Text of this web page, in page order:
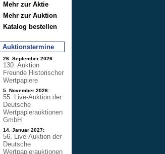
Mehr zur Aktie
Mehr zur Auktion
Katalog bestellen
Auktionstermine
26. September 2026:
130. Auktion
Freunde Historischer
Wertpapiere
5. November 2026:
55. Live-Auktion der
Deutsche
Wertpapierauktionen
GmbH
14. Januar 2027:
56. Live-Auktion der
Deutsche
Wertpapierauktionen